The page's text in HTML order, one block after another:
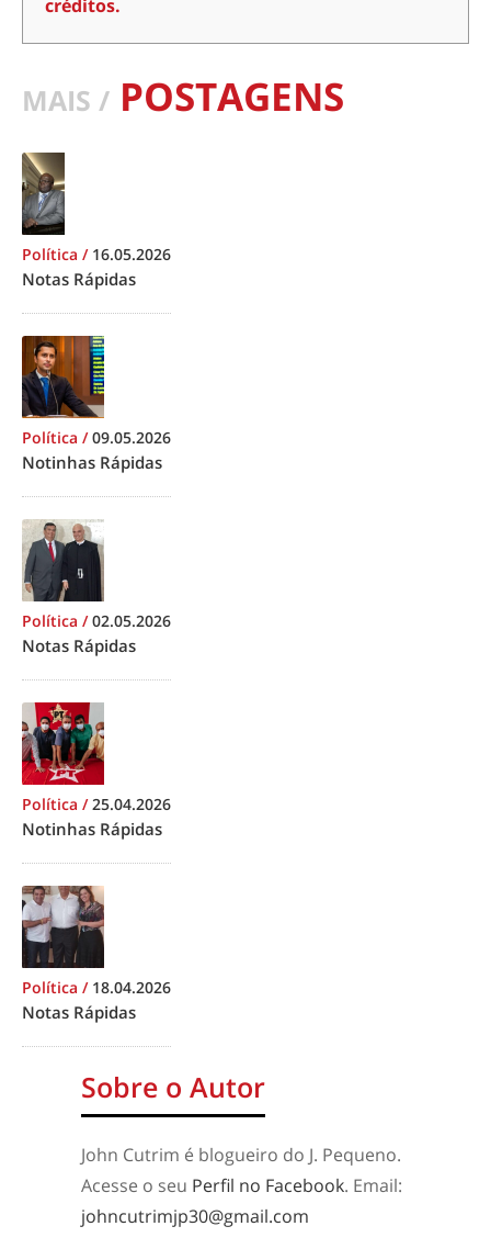
créditos.
MAIS / POSTAGENS
Política / 16.05.2026
Notas Rápidas
Política /09.05.2026
Notinhas Rápidas
Política /02.05.2026
Notas Rápidas
Política /25.04.2026
Notinhas Rápidas
Política / 18.04.2026
Notas Rápidas
Sobre o Autor
John Cutrim é blogueiro do J. Pequeno.
Acesse o seu Perfil no Facebook. Email:
johncutrimjp30@gmail.com